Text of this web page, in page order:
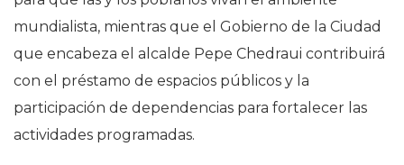
mundialista, mientras que el Gobierno de la Ciudad
que encabeza el alcalde Pepe Chedraui contribuirá
con el préstamo de espacios públicos y la
participación de dependencias para fortalecer las
actividades programadas.